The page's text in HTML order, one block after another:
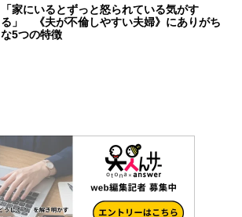
「家にいるとずっと怒られている気がす
る」 《夫が不倫しやすい夫婦》にありがち
な5つの特徴